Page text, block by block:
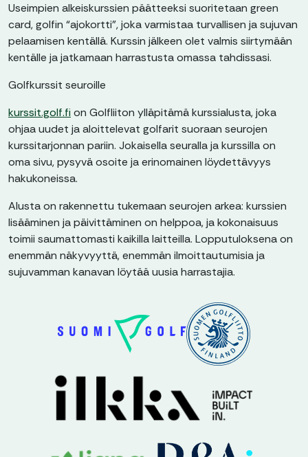
Useimpien alkeiskurssien päätteeksi suoritetaan green
card, golfin “ajokortti”, joka varmistaa turvallisen ja sujuvan
pelaamisen kentällä. Kurssin jälkeen olet valmis siirtymään
kentälle ja jatkamaan harrastusta omassa tahdissasi.
Golfkurssit seuroille
kurssit.golf.fi on Golfliiton ylläpitämä kurssialusta, joka
ohjaa uudet ja aloittelevat golfarit suoraan seurojen
kurssitarjonnan pariin. Jokaisella seuralla ja kurssilla on
oma sivu, pysyvä osoite ja erinomainen löydettävyys
hakukoneissa.
Alusta on rakennettu tukemaan seurojen arkea: kurssien
lisääminen ja päivittäminen on helppoa, ja kokonaisuus
toimii saumattomasti kaikilla laitteilla. Lopputuloksena on
enemmän näkyvyyttä, enemmän ilmoittautumisia ja
sujuvamman kanavan löytää uusia harrastajia.